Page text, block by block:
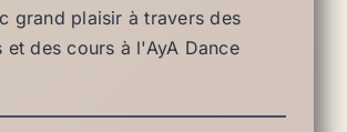
grand plaisir à travers des
et des cours à l'AyA Dance